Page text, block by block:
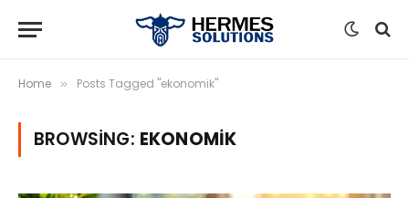
Home » Posts Tagged "ekonomik"
BROWSING: EKONOMIK